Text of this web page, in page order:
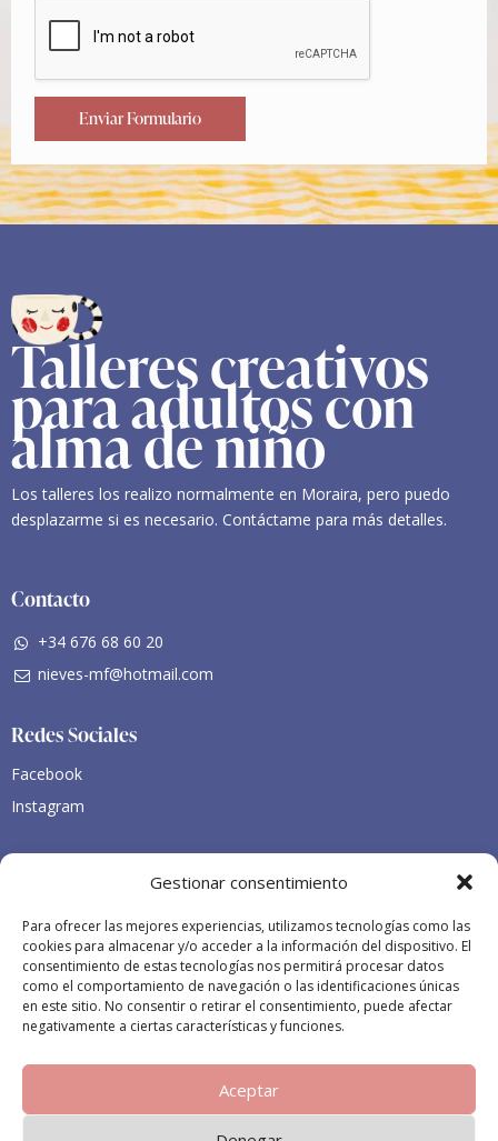
Gestionar consentimiento
Para ofrecer las mejores experiencias, utilizamos tecnologías como las
cookies para almacenar y/o acceder a la información del dispositivo. El
consentimiento de estas tecnologías nos permitirá procesar datos
como el comportamiento de navegación o las identificaciones únicas
en este sitio. No consentir o retirar el consentimiento, puede afectar
negativamente a ciertas características y funciones.
Aceptar
Enviar Formulario
Talleres creativos
para adultos con
alma de niño
Los talleres los realizo normalmente en Moraira, pero puedo
desplazarme si es necesario. Contáctame para más detalles.
Contacto
+34 676 68 60 20
nieves-mf@hotmail.com
Redes Sociales
Facebook
Instagram
Legales
Legales